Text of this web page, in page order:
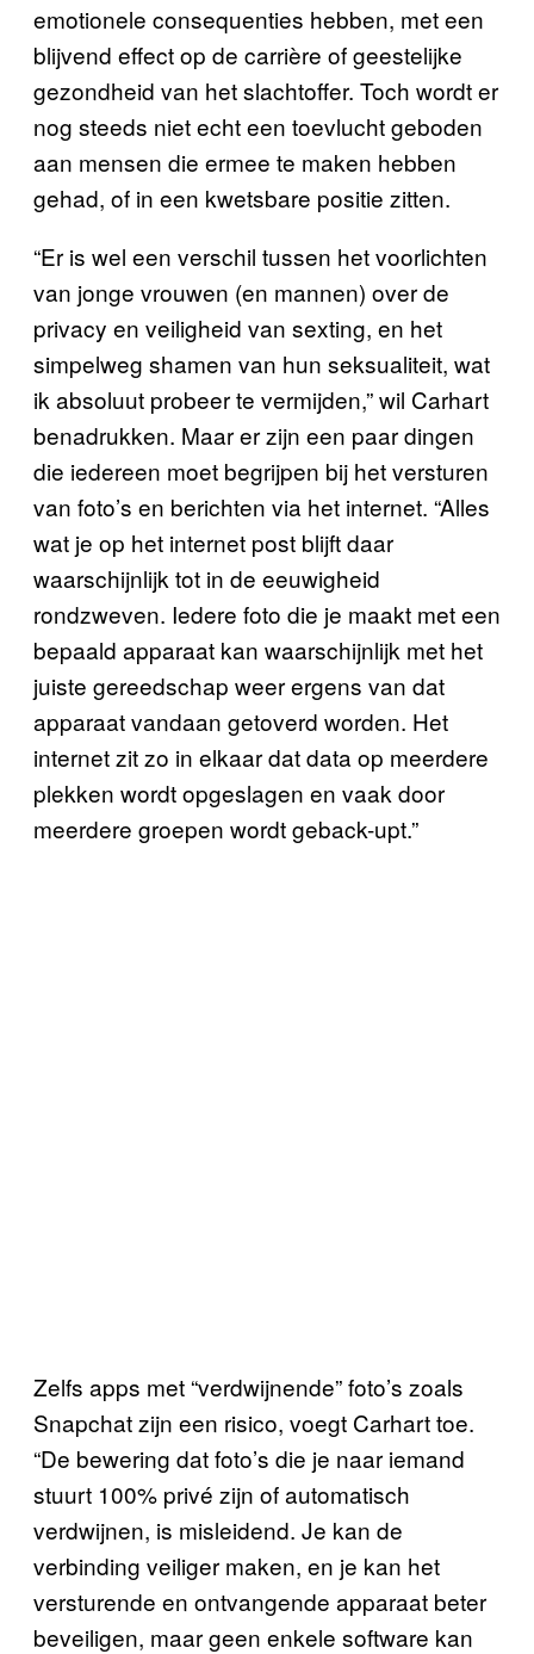
emotionele consequenties hebben, met een
blijvend effect op de carrière of geestelijke
gezondheid van het slachtoffer. Toch wordt er
nog steeds niet echt een toevlucht geboden
aan mensen die ermee te maken hebben
gehad, of in een kwetsbare positie zitten.
“Er is wel een verschil tussen het voorlichten
van jonge vrouwen (en mannen) over de
privacy en veiligheid van sexting, en het
simpelweg shamen van hun seksualiteit, wat
ik absoluut probeer te vermijden,” wil Carhart
benadrukken. Maar er zijn een paar dingen
die iedereen moet begrijpen bij het versturen
van foto’s en berichten via het internet. “Alles
wat je op het internet post blijft daar
waarschijnlijk tot in de eeuwigheid
rondzweven. Iedere foto die je maakt met een
bepaald apparaat kan waarschijnlijk met het
juiste gereedschap weer ergens van dat
apparaat vandaan getoverd worden. Het
internet zit zo in elkaar dat data op meerdere
plekken wordt opgeslagen en vaak door
meerdere groepen wordt geback-upt.”
Zelfs apps met “verdwijnende” foto’s zoals
Snapchat zijn een risico, voegt Carhart toe.
“De bewering dat foto’s die je naar iemand
stuurt 100% privé zijn of automatisch
verdwijnen, is misleidend. Je kan de
verbinding veiliger maken, en je kan het
versturende en ontvangende apparaat beter
beveiligen, maar geen enkele software kan